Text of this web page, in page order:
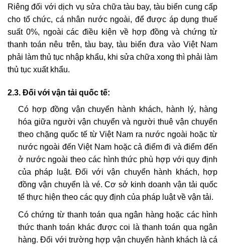
Riêng đối với dịch vụ sửa chữa tàu bay, tàu biển cung cấp
cho tổ chức, cá nhân nước ngoài, để được áp dụng thuế
suất 0%, ngoài các điều kiện về hợp đồng và chứng từ
thanh toán nêu trên, tàu bay, tàu biển đưa vào Việt Nam
phải làm thủ tục nhập khẩu, khi sửa chữa xong thì phải làm
thủ tục xuất khẩu.
2.3. Đối với vận tải quốc tế:
Có hợp đồng vận chuyển hành khách, hành lý, hàng
hóa giữa người vận chuyển và người thuê vận chuyển
theo chặng quốc tế từ Việt Nam ra nước ngoài hoặc từ
nước ngoài đến Việt Nam hoặc cả điểm đi và điểm đến
ở nước ngoài theo các hình thức phù hợp với quy định
của pháp luật. Đối với vận chuyển hành khách, hợp
đồng vận chuyển là vé. Cơ sở kinh doanh vận tải quốc
tế thực hiện theo các quy định của pháp luật về vận tải.
Có chứng từ thanh toán qua ngân hàng hoặc các hình
thức thanh toán khác được coi là thanh toán qua ngân
hàng. Đối với trường hợp vận chuyển hành khách là cá